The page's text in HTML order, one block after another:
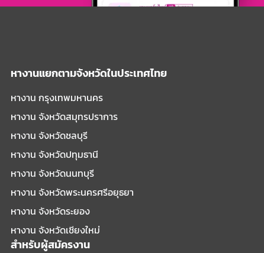
หางานแยกตามจังหวัดในประเทศไทย
หางาน กรุงเทพมหานคร
หางาน จังหวัดสมุทรปราการ
หางาน จังหวัดชลบุรี
หางาน จังหวัดปทุมธานี
หางาน จังหวัดนนทบุรี
หางาน จังหวัดพระนครศรีอยุธยา
หางาน จังหวัดระยอง
หางาน จังหวัดเชียงใหม่
สำหรับผู้สมัครงาน